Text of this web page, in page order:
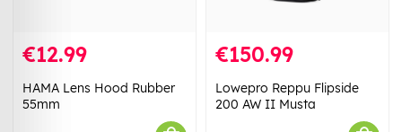
€12.99
HAMA Lens Hood Rubber
55mm
€150.99
Lowepro Reppu Flipside
200 AW II Musta